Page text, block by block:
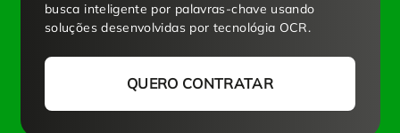
busca inteligente por palavras-chave usando
soluções desenvolvidas por tecnológia OCR.
QUERO CONTRATAR